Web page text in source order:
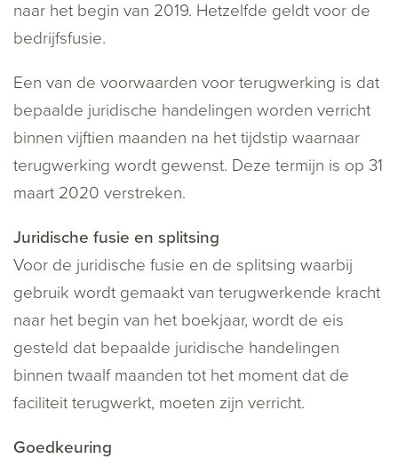
naar het begin van 2019. Hetzelfde geldt voor de
bedrijfsfusie.
Een van de voorwaarden voor terugwerking is dat
bepaalde juridische handelingen worden verricht
binnen vijftien maanden na het tijdstip waarnaar
terugwerking wordt gewenst. Deze termijn is op 31
maart 2020 verstreken.
Juridische fusie en splitsing
Voor de juridische fusie en de splitsing waarbij
gebruik wordt gemaakt van terugwerkende kracht
naar het begin van het boekjaar, wordt de eis
gesteld dat bepaalde juridische handelingen
binnen twaalf maanden tot het moment dat de
faciliteit terugwerkt, moeten zijn verricht.
Goedkeuring